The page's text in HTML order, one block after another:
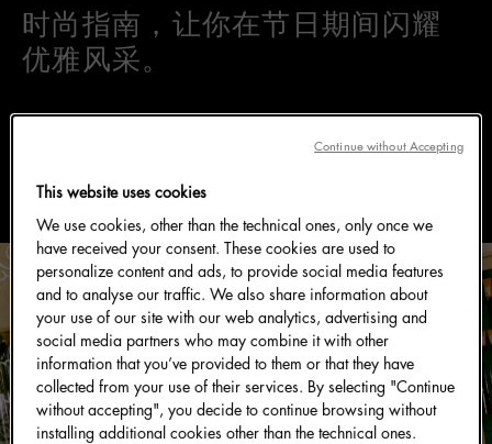
时尚指南，让你在节日期间闪耀
优雅风采。
This website uses cookies
We use cookies, other than the technical ones, only once we
have received your consent. These cookies are used to
personalize content and ads, to provide social media features
and to analyse our traffic. We also share information about
your use of our site with our web analytics, advertising and
social media partners who may combine it with other
information that you’ve provided to them or that they have
collected from your use of their services. By selecting "Continue
without accepting", you decide to continue browsing without
installing additional cookies other than the technical ones.
Continue without Accepting